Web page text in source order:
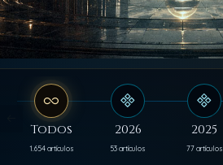
Todos
1.654 artículos
2026
53 artículos
2025
77 artículos